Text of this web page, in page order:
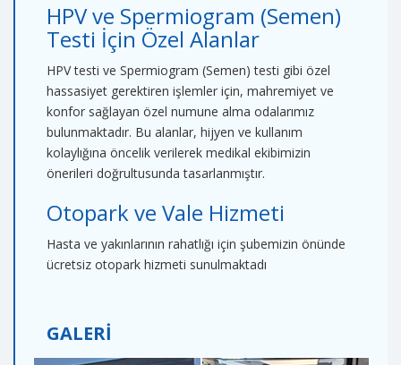
HPV ve Spermiogram (Semen)
Testi İçin Özel Alanlar
HPV testi ve Spermiogram (Semen) testi gibi özel
hassasiyet gerektiren işlemler için, mahremiyet ve
konfor sağlayan özel numune alma odalarımız
bulunmaktadır. Bu alanlar, hijyen ve kullanım
kolaylığına öncelik verilerek medikal ekibimizin
önerileri doğrultusunda tasarlanmıştır.
Otopark ve Vale Hizmeti
Hasta ve yakınlarının rahatlığı için şubemizin önünde
ücretsiz otopark hizmeti sunulmaktadı
GALERİ